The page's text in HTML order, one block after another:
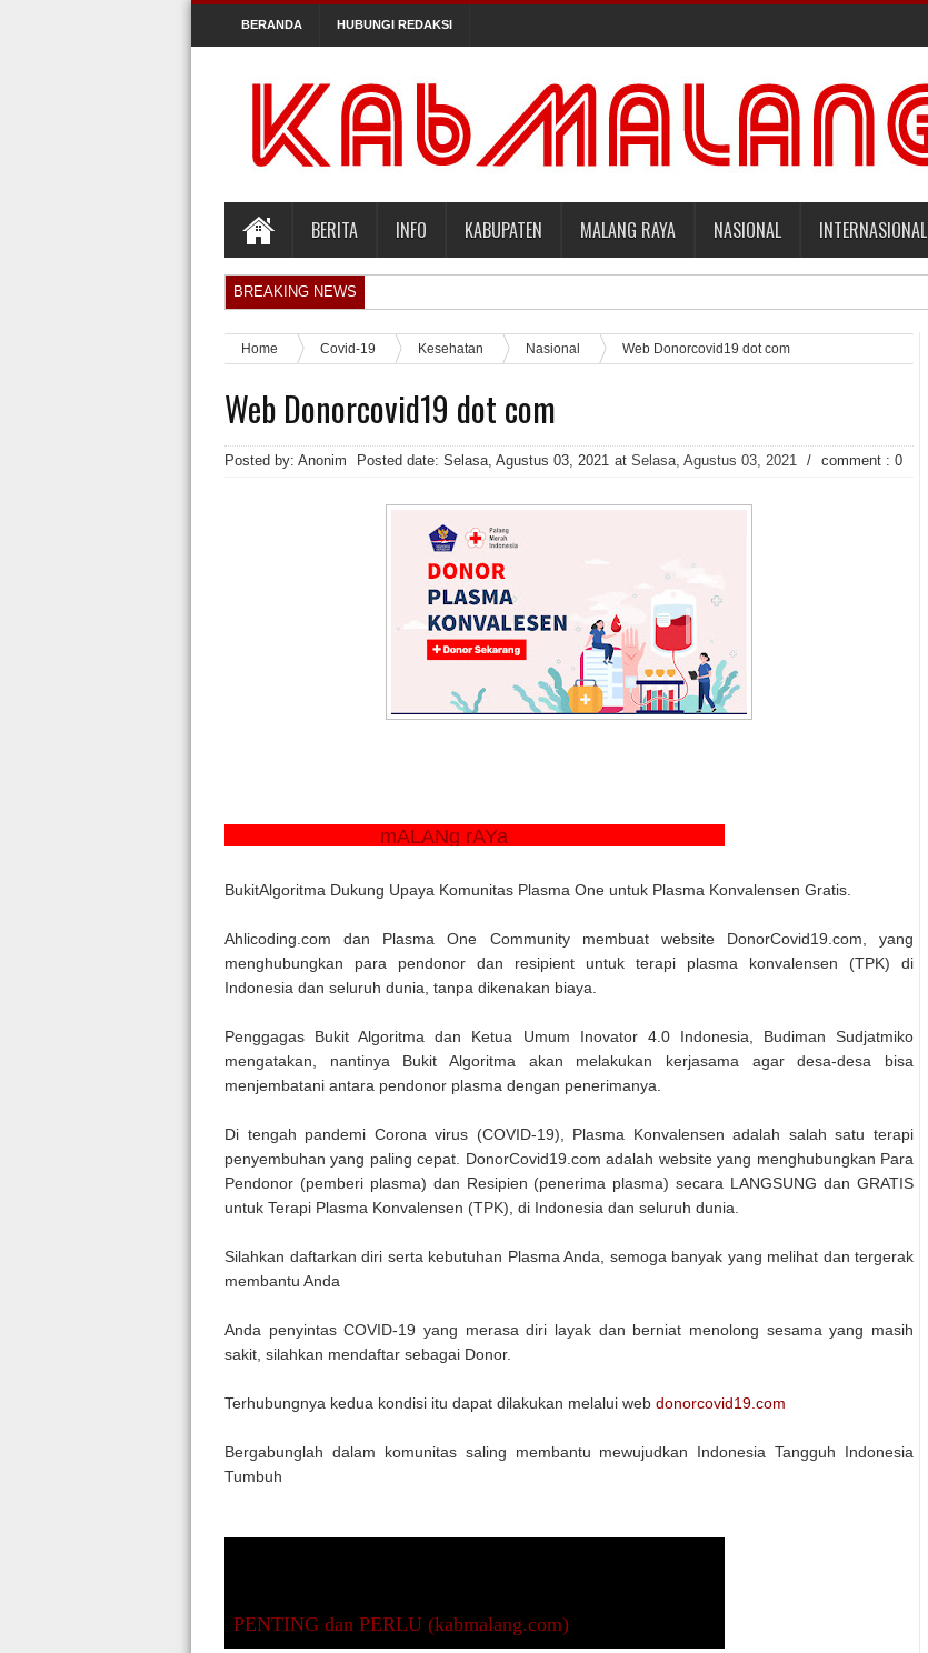
BERANDA HUBUNGI REDAKSI
BERITA INFO KABUPATEN MALANG RAYA NASIONAL INTERNASIONAL
BREAKING NEWS
Sidang Pra Peradilan Roy Suryo
KPK Periksa Mantan Stafsus Menag Gus Yaqut terkait Kasus Kuota Haji [sindonews.com]
Hakim Kabulkan Sebagian Gugatan Praperadilan Roy Suryo [news.detik]
Home Covid-19 Kesehatan Nasional Web Donorcovid19 dot com
Web Donorcovid19 dot com
Posted by: Anonim Posted date: Selasa, Agustus 03, 2021 at Selasa, Agustus 03, 2021 / comment : 0
mALANg rAYa
BukitAlgoritma Dukung Upaya Komunitas Plasma One untuk Plasma Konvalensen Gratis.
Ahlicoding.com dan Plasma One Community membuat website DonorCovid19.com, yang
menghubungkan para pendonor dan resipient untuk terapi plasma konvalensen (TPK) di
Indonesia dan seluruh dunia, tanpa dikenakan biaya.
Penggagas Bukit Algoritma dan Ketua Umum Inovator 4.0 Indonesia, Budiman Sudjatmiko
mengatakan, nantinya Bukit Algoritma akan melakukan kerjasama agar desa-desa bisa
menjembatani antara pendonor plasma dengan penerimanya.
Di tengah pandemi Corona virus (COVID-19), Plasma Konvalensen adalah salah satu terapi
penyembuhan yang paling cepat. DonorCovid19.com adalah website yang menghubungkan Para
Pendonor (pemberi plasma) dan Resipien (penerima plasma) secara LANGSUNG dan GRATIS
untuk Terapi Plasma Konvalensen (TPK), di Indonesia dan seluruh dunia.
Silahkan daftarkan diri serta kebutuhan Plasma Anda, semoga banyak yang melihat dan tergerak
membantu Anda
Anda penyintas COVID-19 yang merasa diri layak dan berniat menolong sesama yang masih
sakit, silahkan mendaftar sebagai Donor.
Terhubungnya kedua kondisi itu dapat dilakukan melalui web donorcovid19.com
Bergabunglah dalam komunitas saling membantu mewujudkan Indonesia Tangguh Indonesia
Tumbuh
PENTING dan PERLU (kabmalang.com)